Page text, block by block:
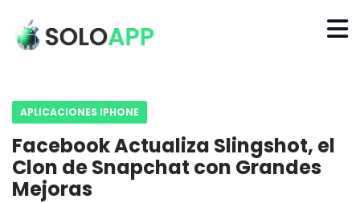
APLICACIONES IPHONE
Facebook Actualiza Slingshot, el
Clon de Snapchat con Grandes
Mejoras